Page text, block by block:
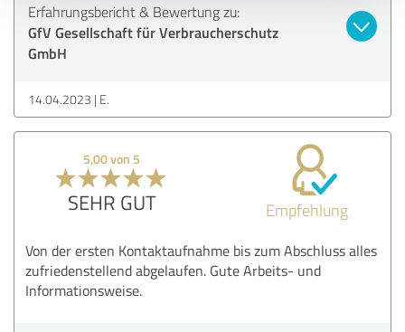
Erfahrungsbericht & Bewertung zu:
GfV Gesellschaft für Verbraucherschutz
GmbH
14.04.2023 E.
5,00 von 5
SEHR GUT Empfehlung
Von der ersten Kontaktaufnahme bis zum Abschluss alles
zufriedenstellend abgelaufen. Gute Arbeits- und
Informationsweise.